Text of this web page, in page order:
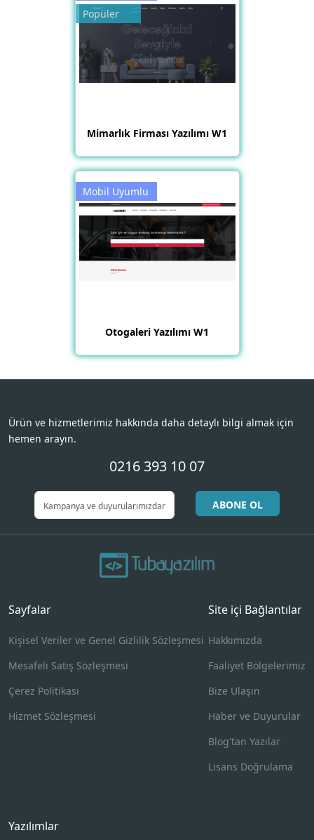
Popüler
Mimarlık Firması Yazılımı W1
Mobil Uyumlu
Otogaleri Yazılımı W1
Ürün ve hizmetlerimiz hakkında daha detaylı bilgi almak için
hemen arayın.
0216 393 10 07
ABONE OL
Sayfalar
Kişisel Veriler ve Genel Gizlilik Sözleşmesi
Mesafeli Satış Sözleşmesi
Çerez Politikası
Hizmet Sözleşmesi
Site içi Bağlantılar
Hakkımızda
Faaliyet Bölgelerimiz
Bize Ulaşın
Haber ve Duyurular
Blog'tan Yazılar
Lisans Doğrulama
Yazılımlar